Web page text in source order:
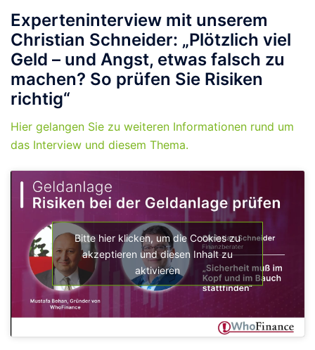
Experteninterview mit unserem
Christian Schneider: „Plötzlich viel
Geld – und Angst, etwas falsch zu
machen? So prüfen Sie Risiken
richtig“
Hier gelangen Sie zu weiteren Informationen rund um
das Interview und diesem Thema.
Bitte hier klicken, um die Cookies zu
akzeptieren und diesen Inhalt zu
aktivieren